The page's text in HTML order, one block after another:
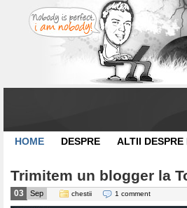
HOME DESPRE ALTII DESPRE
Trimitem un blogger la
03 Sep chestii 1 comment